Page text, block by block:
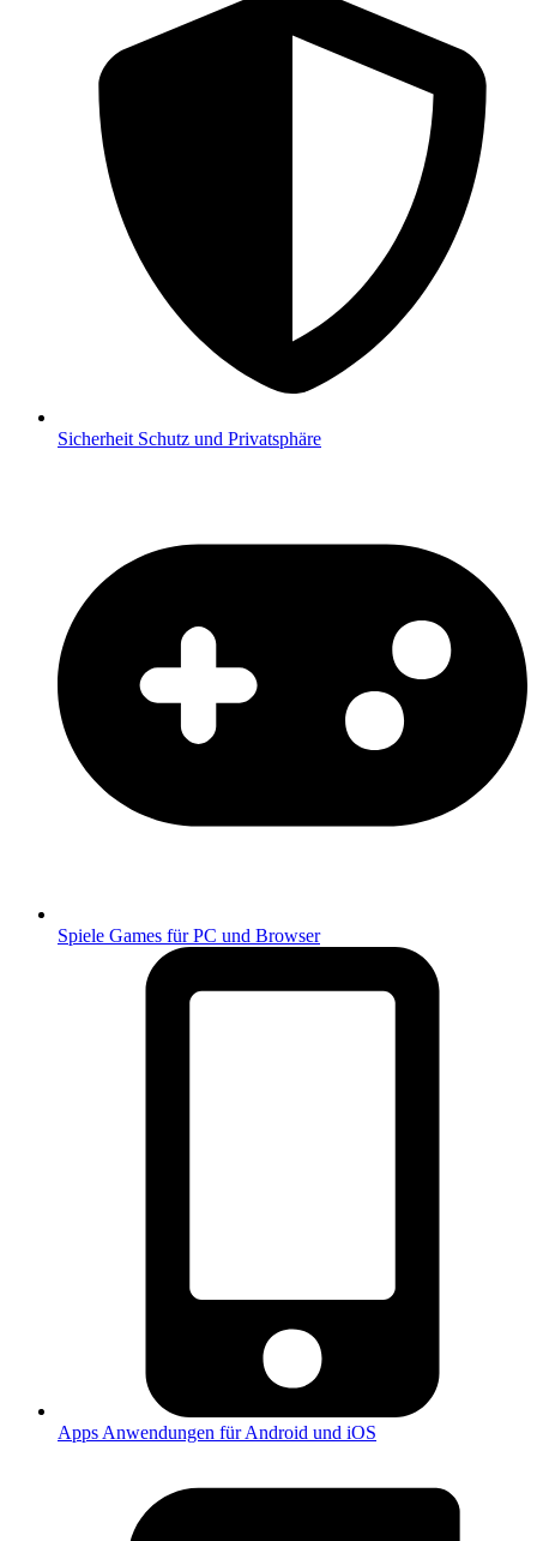
Sicherheit Schutz und Privatsphäre
Spiele Games für PC und Browser
Apps Anwendungen für Android und iOS